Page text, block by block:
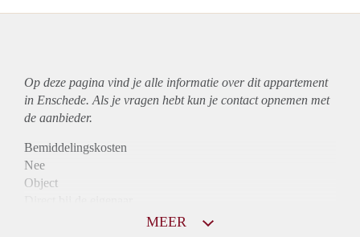
Op deze pagina vind je alle informatie over ditappartement
in Enschede. Als je vragen hebt kun je contact opnemen met
de aanbieder.
Bemiddelingskosten
Nee
Object
MEER